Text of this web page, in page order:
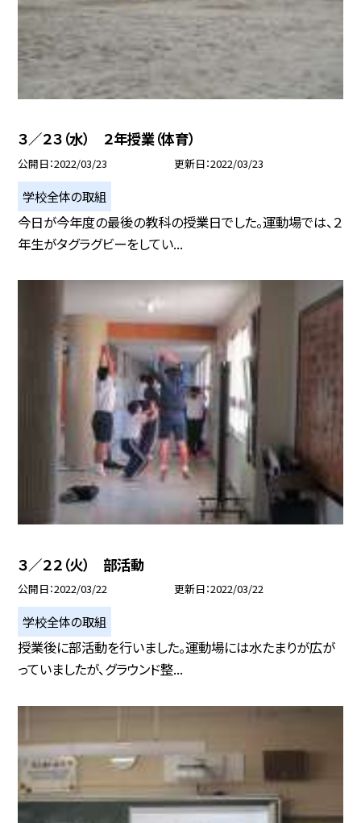
３／２３（水） ２年授業（体育）
公開日 2022/03/23 更新日 2022/03/23
学校全体の取組
今日が今年度の最後の教科の授業日でした。運動場では、２
年生がタグラグビーをしてい...
３／２２（火） 部活動
公開日 2022/03/22 更新日 2022/03/22
学校全体の取組
授業後に部活動を行いました。運動場には水たまりが広が
っていましたが、グラウンド整...